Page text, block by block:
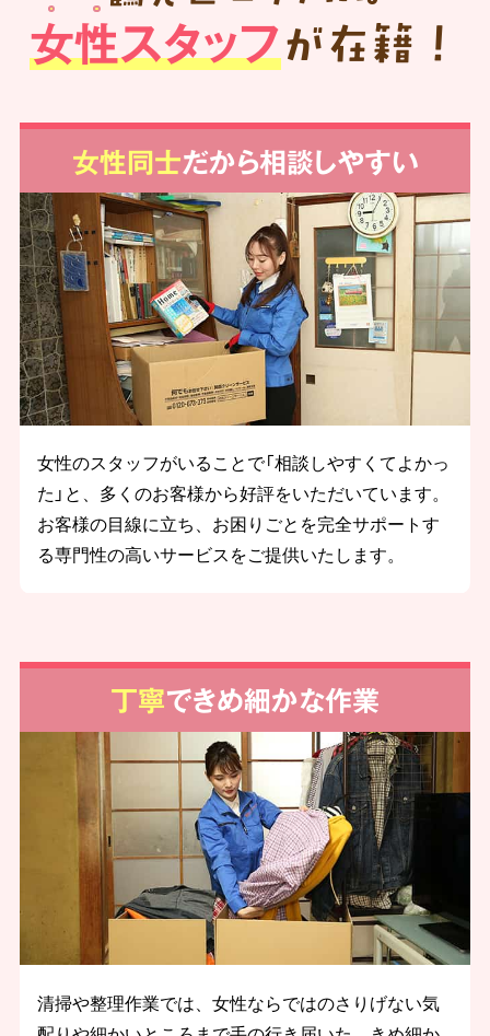
女性スタッフが在籍！
女性同士だから相談しやすい
女性のスタッフがいることで「相談しやすくてよかっ
た」と、多くのお客様から好評をいただいています。
お客様の目線に立ち、お困りごとを完全サポートす
る専門性の高いサービスをご提供いたします。
丁寧できめ細かな作業
清掃や整理作業では、女性ならではのさりげない気